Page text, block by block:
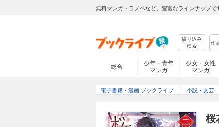
無料マンガ・ラノベなど、豊富なラインナップで
絞り込み
検索
総合
少年・青年
マンガ
少女・女性
マンガ
電子書籍・漫画 ブックライブ 小説・文芸